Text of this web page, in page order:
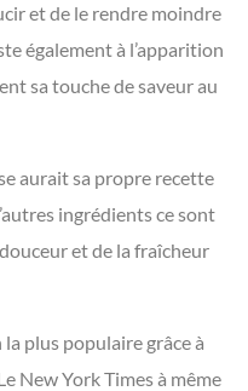
et de le rendre moindre
également à l’apparition
sa touche de saveur au
aurait sa propre recette
ingrédients ce sont
et de la fraîcheur
plus populaire grâce à
New York Times à même